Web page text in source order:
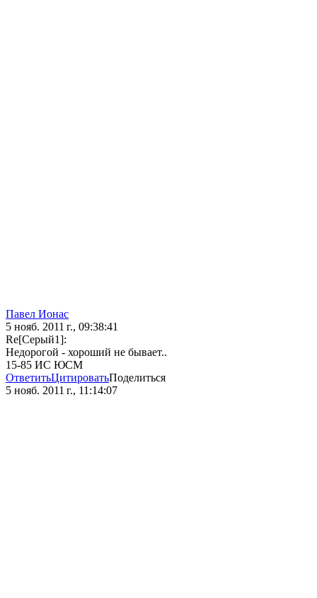
Павел Ионас
5 нояб. 2011 г., 09:38:41
Re[Серый1]:
Недорогой - хороший не бывает..
15-85 ИС ЮСМ
ОтветитьЦитироватьПоделиться
5 нояб. 2011 г., 11:14:07